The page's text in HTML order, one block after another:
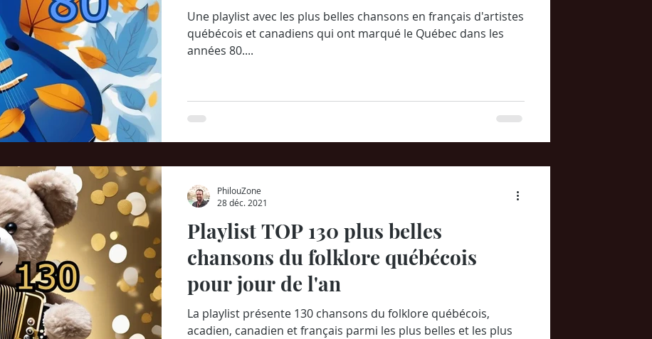
Une playlist avec les plus belles chansons en français d'artistes
québécois et canadiens qui ont marqué le Québec dans les
années 80....
Playlist TOP 130 plus belles
chansons du folklore québécois
pour jour de l'an
La playlist présente 130 chansons du folklore québécois,
acadien, canadien et français parmi les plus belles et les plus
PhilouZone
28 déc. 2021